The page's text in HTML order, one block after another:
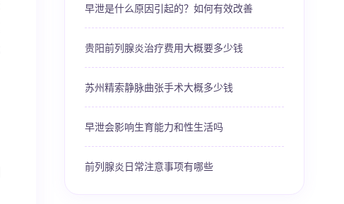
早泄是什么原因引起的？如何有效改善
贵阳前列腺炎治疗费用大概要多少钱
苏州精索静脉曲张手术大概多少钱
早泄会影响生育能力和性生活吗
前列腺炎日常注意事项有哪些